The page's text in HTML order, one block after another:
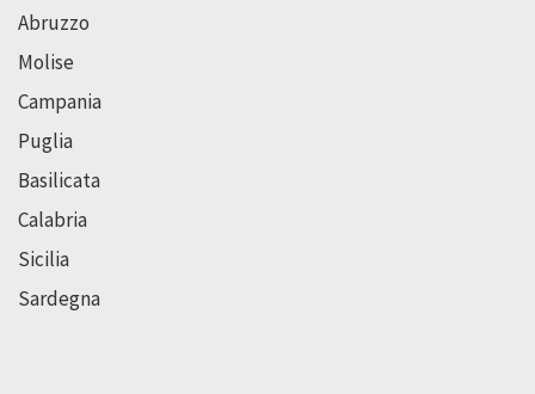
Abruzzo
Molise
Campania
Puglia
Basilicata
Calabria
Sicilia
Sardegna